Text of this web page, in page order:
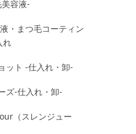
容液-
・まつ毛コーティン
れ
ット -仕入れ・卸-
ズ-仕入れ・卸-
（スレンジュー